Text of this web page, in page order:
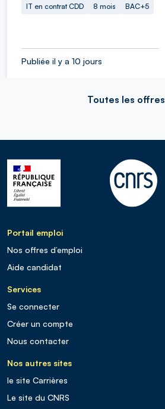
IT en contrat CDD 8 mois BAC+5
Publiée il y a 10 jours
Toutes les offres
Portail emploi
Nos offres d’emploi
Aide candidat
Services
Se connecter
Créer un compte
Nous contacter
Nos autres sites
le site Carrières
Le site du CNRS